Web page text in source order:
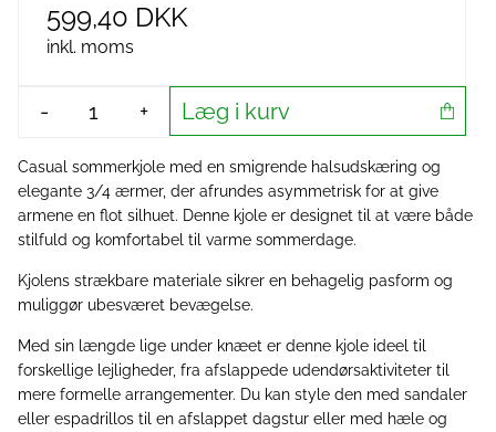
599,40 DKK
inkl. moms
- + Læg i kurv
Casual sommerkjole med en smigrende halsudskæring og
elegante 3/4 ærmer, der afrundes asymmetrisk for at give
armene en flot silhuet. Denne kjole er designet til at være både
stilfuld og komfortabel til varme sommerdage.
Kjolens strækbare materiale sikrer en behagelig pasform og
muliggør ubesværet bevægelse.
Med sin længde lige under knæet er denne kjole ideel til
forskellige lejligheder, fra afslappede udendørsaktiviteter til
mere formelle arrangementer. Du kan style den med sandaler
eller espadrillos til en afslappet dagstur eller med hæle og